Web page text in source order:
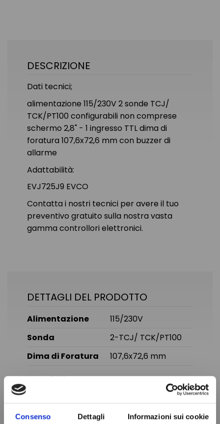
Consenso Dettagli Informazioni sui cookie
DESCRIZIONE
Dati tecnici;
alimentazione 115/230V 2 sonde TCJ/
TCK/PT100 configurabili non comprese
schermo 2,8" - 1 ingresso TTL dima di
foratura 107,6x72,6 mm con buzzer di
allarme
Adattabilità:
EVJ725J9 EVCO
Contatta i nostri tecnici per avere il tuo
preventivo gratuito sulla nostra vasta
gamma controllori elettronici.
DETTAGLI DEL PRODOTTO
Alimentazione
115/230V
Sonda
2-TCJ/ TCK/PT100
Dima di Foratura
107,6x72,6 mm
MarcaEVCO